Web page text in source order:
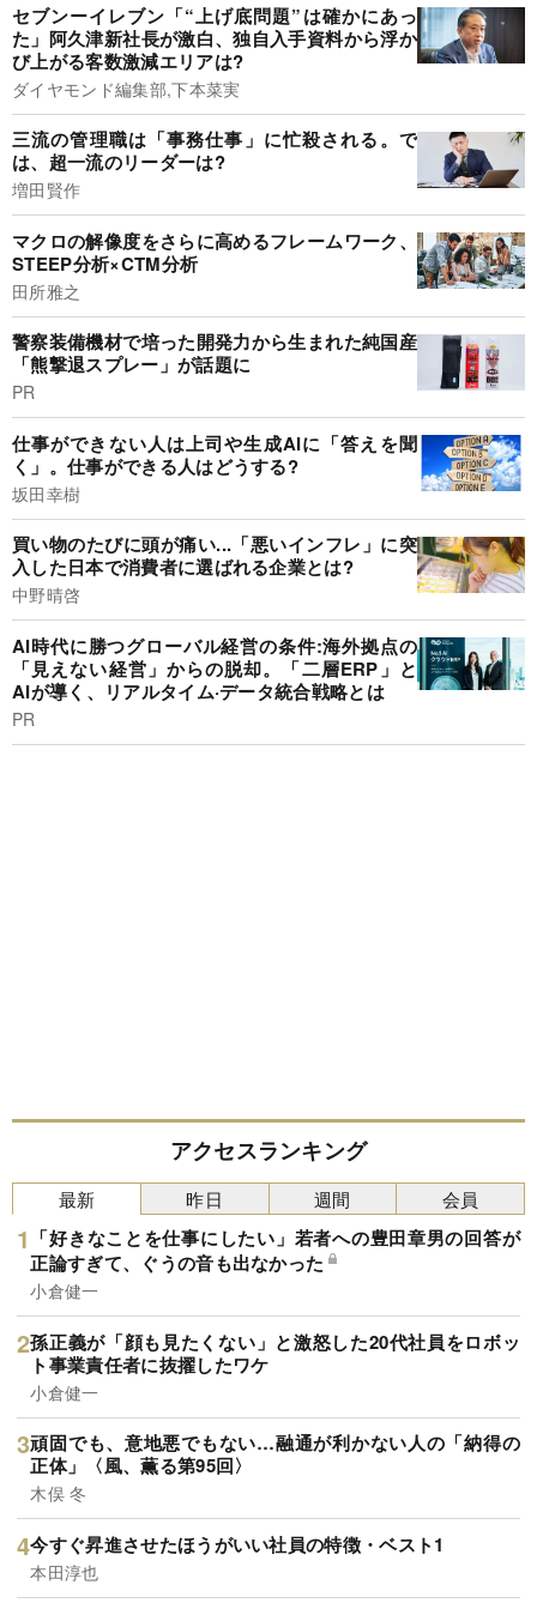
セブンーイレブン「“上げ底問題”は確かにあっ
た」阿久津新社長が激白、独自入手資料から浮か
び上がる客数激減エリアは?
ダイヤモンド編集部,下本菜実
三流の管理職は「事務仕事」に忙殺される。で
は、超一流のリーダーは?
増田賢作
マクロの解像度をさらに高めるフレームワーク、
STEEP分析×CTM分析
田所雅之
警察装備機材で培った開発力から生まれた純国産
「熊撃退スプレー」が話題に
PR
仕事ができない人は上司や生成AIに「答えを聞
く」。仕事ができる人はどうする?
坂田幸樹
買い物のたびに頭が痛い...「悪いインフレ」に突
入した日本で消費者に選ばれる企業とは?
中野晴啓
AI時代に勝つグローバル経営の条件:海外拠点の
「見えない経営」からの脱却。「二層ERP」と
AIが導く、リアルタイム·データ統合戦略とは
PR
アクセスランキング
最新
「好きなことを仕事にしたい」若者への豊田章男の回答が
正論すぎて、ぐうの音も出なかった
小倉健一
孫正義が「顔も見たくない」と激怒した20代社員をロボッ
ト事業責任者に抜擢したワケ
小倉健一
頑固でも、意地悪でもない…融通が利かない人の「納得の
正体」〈風、薫る第95回〉
木俣 冬
今すぐ昇進させたほうがいい社員の特徴・ベスト1
本田淳也
昨日 週間 会員